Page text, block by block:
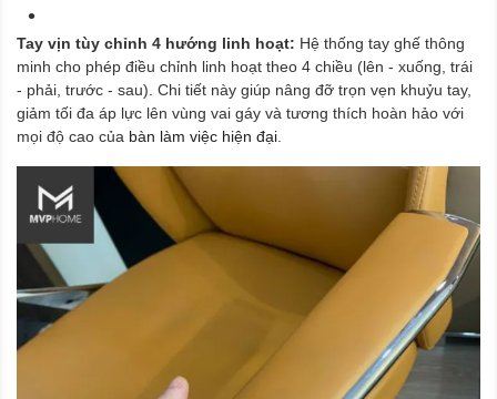
Tay vịn tùy chỉnh 4 hướng linh hoạt: Hệ thống tay ghế thông
minh cho phép điều chỉnh linh hoạt theo 4 chiều (lên - xuống, trái
- phải, trước - sau). Chi tiết này giúp nâng đỡ trọn vẹn khuỷu tay,
giảm tối đa áp lực lên vùng vai gáy và tương thích hoàn hảo với
mọi độ cao của bàn làm việc hiện đại